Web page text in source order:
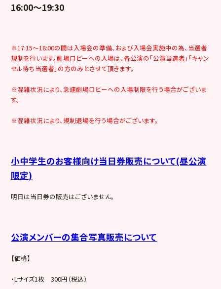
16:00～19:30
※17:15～18:00の間は入場会の準備、および入場会実施中の為、当選者
規制を行います。劇場ロビーへの入場は、各公演の「公演当選者」「キャン
セル待ち当選者」の方のみとさせて頂きます。
※混雑状況により、急遽劇場ロビーへの入場制限を行う場合がございま
す。
※混雑状況により、規制退場を行う場合がございます。
小中学生のお客様向け当日券販売について(昼公演
限定)
明日は当日券の販売はございません。
公演メンバーの集合写真販売について
【価格】
・Lサイズ1枚 300円（税込）